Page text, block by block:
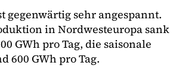
gegenwärtig sehr angespannt.
in Nordwesteuropa sank
GWh pro Tag, die saisonale
600 GWh pro Tag.